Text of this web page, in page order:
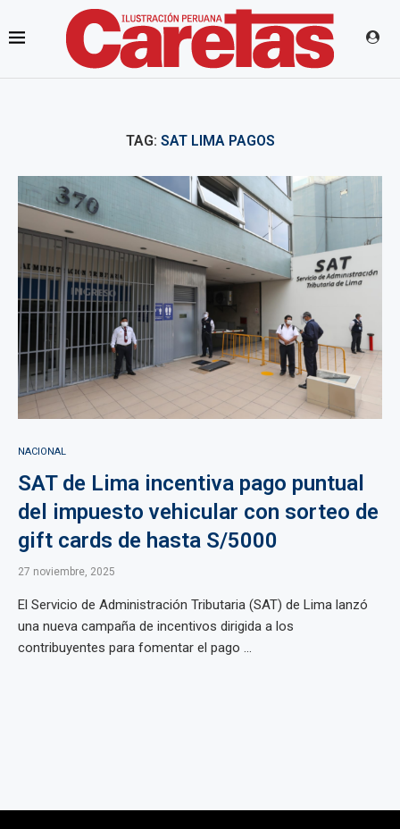
TAG: SAT LIMA PAGOS
NACIONAL
SAT de Lima incentiva pago puntual
del impuesto vehicular con sorteo de
gift cards de hasta S/5000
27 noviembre, 2025
El Servicio de Administración Tributaria (SAT) de Lima lanzó
una nueva campaña de incentivos dirigida a los
contribuyentes para fomentar el pago ...